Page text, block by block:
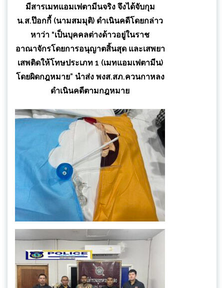
มีสารเมทแอมเฟตามีนจริง จึงได้จับกุม
น.ส.ป๊อกกี้ (นามสมมุติ) ดำเนินคดีโดยกล่าว
หาว่า “เป็นบุคคลต่างด้าวอยู่ในราช
อาณาจักรโดยการอนุญาตสิ้นสุด และเสพยา
เสพติดให้โทษประเภท 1 (เมทแอมเฟตามีน)
โดยผิดกฎหมาย” นำส่ง พงส.สภ.ควนกาหลง
ดำเนินคดีตามกฎหมาย